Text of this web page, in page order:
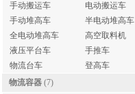
手动搬运车
电动搬运车
手动堆高车
半电动堆高车
全电动堆高车
高空取料机
液压平台车
手推车
物流台车
登高车
物流容器 (7)